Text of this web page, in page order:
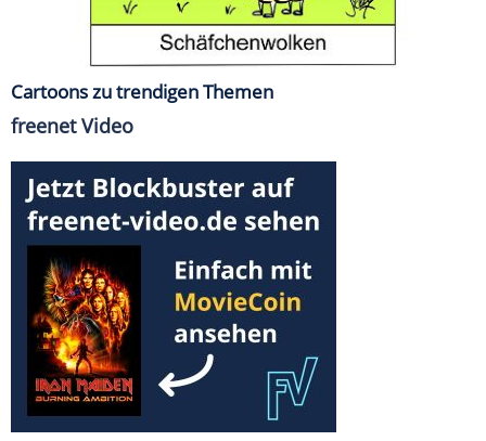
Cartoons zu trendigen Themen
freenet Video